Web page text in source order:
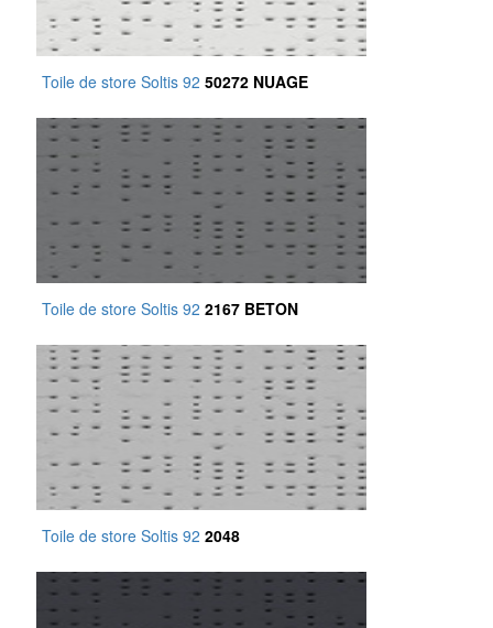
Toile de store Soltis 92 50272 NUAGE
Toile de store Soltis 92 2167 BETON
Toile de store Soltis 92 2048